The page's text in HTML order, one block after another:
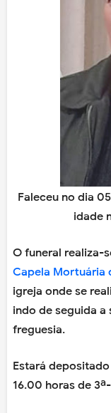
Faleceu no dia
idade
O funeral realiza-
Capela Mortuária
igreja onde se
indo de seguida
freguesia.
Estará
16.00 horas de